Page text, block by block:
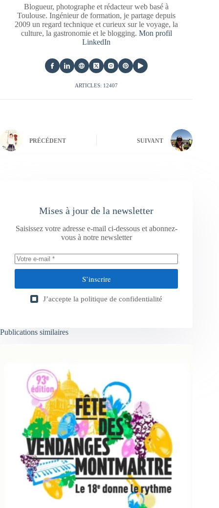
Blogueur, photographe et rédacteur web basé à
Toulouse. Ingénieur de formation, je partage depuis
2009 un regard technique et curieux sur le voyage, la
culture, la gastronomie et le blogging. Mon profil
LinkedIn
ARTICLES: 12407
PRÉCÉDENT SUIVANT
Mises à jour de la newsletter
Saisissez votre adresse e-mail ci-dessous et abonnez-
vous à notre newsletter
S’inscrire
J’accepte la politique de confidentialité
Publications similaires